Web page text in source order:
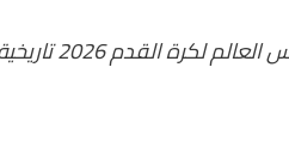
بغض النظر عن نتيجة المواجهة…